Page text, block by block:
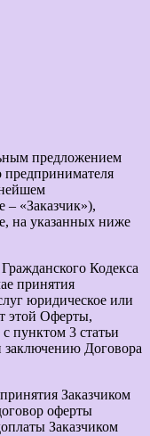
предложением
– «Заказчик»),
на указанных ниже
Кодекса
принятия
юридическое или
этой Оферты,
пунктом 3 статьи
Договора
Заказчиком
оферты
Заказчиком